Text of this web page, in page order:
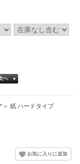
へ
＞ 紙 ハードタイプ